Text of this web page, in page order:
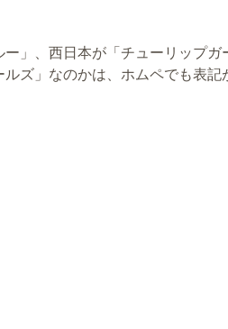
」、西日本が「チューリップ
ズ」なのかは、ホムペでも表